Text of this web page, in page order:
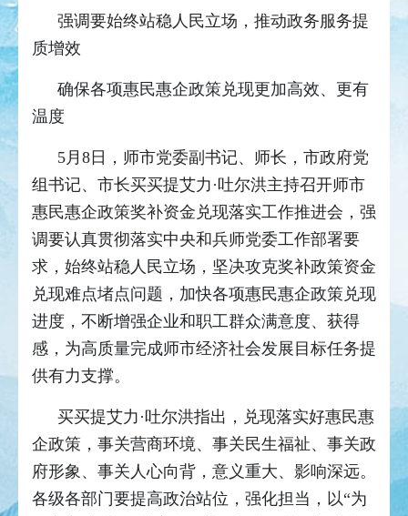
强调要始终站稳人民立场，推动政务服务提
质增效
确保各项惠民惠企政策兑现更加高效、更有
温度
5月8日，师市党委副书记、师长，市政府党
组书记、市长买买提艾力·吐尔洪主持召开师市
惠民惠企政策奖补资金兑现落实工作推进会，强
调要认真贯彻落实中央和兵师党委工作部署要
求，始终站稳人民立场，坚决攻克奖补政策资金
兑现难点堵点问题，加快各项惠民惠企政策兑现
进度，不断增强企业和职工群众满意度、获得
感，为高质量完成师市经济社会发展目标任务提
供有力支撑。
买买提艾力·吐尔洪指出，兑现落实好惠民惠
企政策，事关营商环境、事关民生福祉、事关政
府形象、事关人心向背，意义重大、影响深远。
各级各部门要提高政治站位，强化担当，以“为